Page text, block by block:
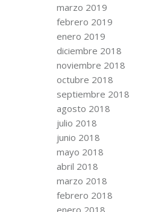
marzo 2019
febrero 2019
enero 2019
diciembre 2018
noviembre 2018
octubre 2018
septiembre 2018
agosto 2018
julio 2018
junio 2018
mayo 2018
abril 2018
marzo 2018
febrero 2018
enero 2018